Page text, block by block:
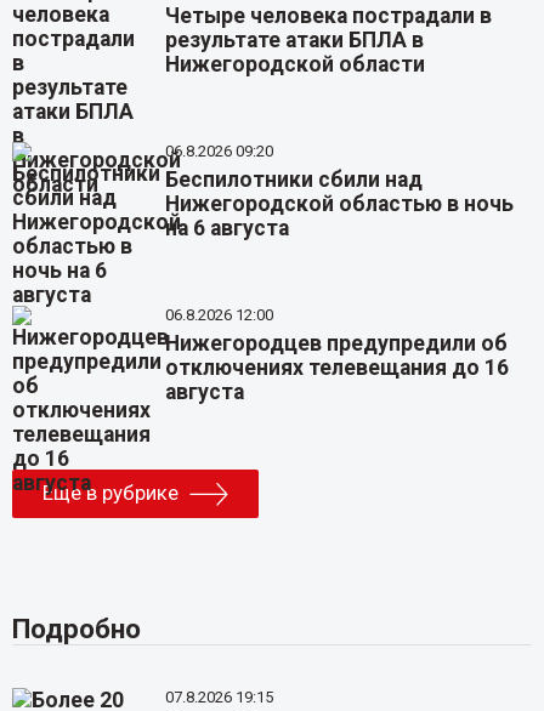
Четыре человека пострадали в
результате атаки БПЛА в
Нижегородской области
06.8.2026 09:20
Беспилотники сбили над
Нижегородской областью в ночь
на 6 августа
06.8.2026 12:00
Нижегородцев предупредили об
отключениях телевещания до 16
августа
Еще в рубрике
Подробно
07.8.2026 19:15